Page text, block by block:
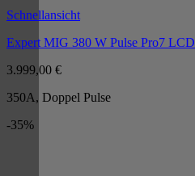
Schnellansicht
Expert MIG 380 W Pulse Pro7 LCD
3.999,00 €
350A, Doppel Pulse
-35%